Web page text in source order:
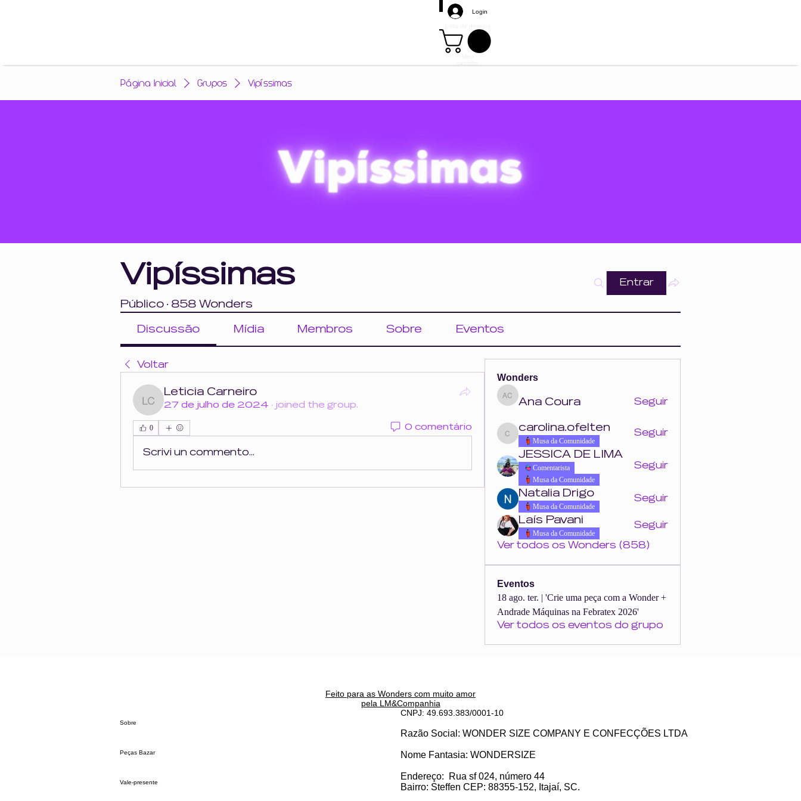
Login
Página Inicial Grupos Vipíssimas
Vipíssimas
Público · 858 Wonders
Entrar
Discussão Mídia Membros Sobre Eventos
Voltar
Leticia Carneiro
Leticia Carneiro
27 de julho de 2024 · joined the group.
0 0 comentário
Scrivi un commento...
Wonders
Ana Coura
Ana Coura Seguir
carolina.ofelten
carolina.ofelten
Musa da Comunidade
Seguir
JESSICA DE LIMA
Comentarista
Musa da Comunidade
Seguir
Natalia Drigo
Musa da Comunidade
Seguir
Laís Pavani
Musa da Comunidade
Seguir
Ver todos os Wonders (858)
Eventos
18 ago. ter. | 'Crie uma peça com a Wonder +
Andrade Máquinas na Febratex 2026'
Ver todos os eventos do grupo
Feito para as Wonders com muito amor
pela LM&Companhia
Sobre
Peças Bazar
Vale-presente
CNPJ: 49.693.383/0001-10
Razão Social: WONDER SIZE COMPANY E CONFECÇÕES LTDA
Nome Fantasia: WONDERSIZE
Endereço:
Rua sf 024, número 44
Bairro: Steffen CEP: 88355-152, Itajaí, SC.